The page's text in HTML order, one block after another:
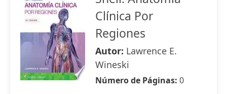
Clínica Por
Regiones
Autor: Lawrence E.
Wineski
Número de Páginas: 0